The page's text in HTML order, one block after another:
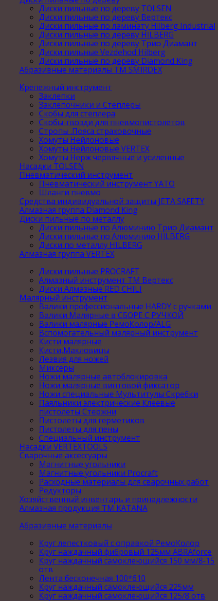
Диски пильные по дереву TOLSEN
Диски пильные по дереву Вертекс
Диски пильные по ламинату Hilberg Industrial
Диски пильные по дереву HILBERG
Диски пильные по дереву Трио Диамант
Диски пильные Vezdehod Hilberg
Диски пильные по дереву Diamond King
Абразивные материалы ТМ SMIRDEX
Крепежный инструмент
Заклепки
Заклепочники и Степлеры
Скобы для степлера
Скобы-гвозди для пневмопистолетов
Стропы .Пояса страховочные
Хомуты Нейлоновые
Хомуты Нейлоновые VERTEX
Хомуты Нерж червячные и усиленные
Насадки TOLSEN
Пневматический инструмент
Пневматический инструмент YATO
Шланги пневмо
Средства индивидуальной защиты JETA SAFETY
Алмазная группа Diamond King
Диски пильные по металлу
Диски пильные по Алюминию Трио Диамант
Диски пильные по Алюминию HILBERG
Диски по металлу HILBERG
Алмазная группа VERTEX
Диски пильные PROCRAFT
Алмазный инструмент ТМ Вертекс
Диски Алмазные RED CHILI
Малярный инструмент
Валики профессиональные HARDY с ручками
Валики Малярные в СБОРЕ С РУЧКОЙ
Валики малярные РемоКолор/ALG
Вспомогательный малярный инструмент
Кисти малярные
Кисти,Макловицы
Лезвия для ножей
Миксеры
Ножи малярные автоблокировка
Ножи малярные винтовой фиксатор
Ножи специальные Мультитулы Скребки
Паяльники электрические Клеевые
пистолеты Стержни
Пистолеты для герметиков
Пистолеты для пены
Специальный инструмент
Насадки VERTEXTOOLS
Сварочные аксессуары
Магнитные угольники
Магнитные угольники Procraft
Расходные материалы для сварочных работ
Редукторы
Хозяйственный инвентарь и принадлежности
Алмазная продукция ТМ KATANA
Абразивные материалы
Круг лепестковый с оправкой РемоКолор
Круг наждачный фибровый 125мм ABRAforce
Круг наждачный самоклеющийся 150 мм/8-15
отв
Лента бесконечная 100*610
Круг наждачный самоклеющийся 225мм
Круг наждачный самоклеющийся 125/8 отв